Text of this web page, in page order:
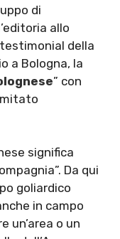
di
allo
della
a Bologna, la
” con
significa
Da qui
goliardico
in campo
un’area o un